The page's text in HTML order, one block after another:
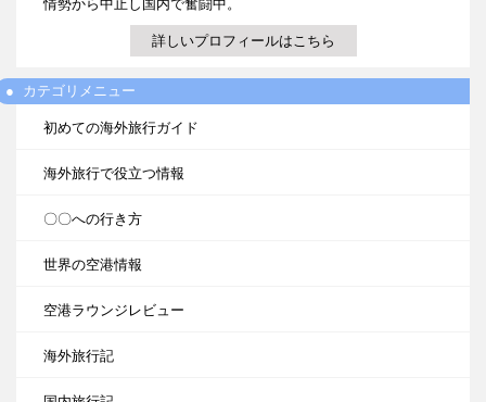
情勢から中止し国内で奮闘中。
詳しいプロフィールはこちら
カテゴリメニュー
初めての海外旅行ガイド
海外旅行で役立つ情報
〇〇への行き方
世界の空港情報
空港ラウンジレビュー
海外旅行記